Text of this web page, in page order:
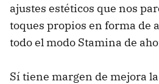
ajustes estéticos que nos
toques propios en forma de
todo el modo Stamina de
Sí tiene margen de mejora